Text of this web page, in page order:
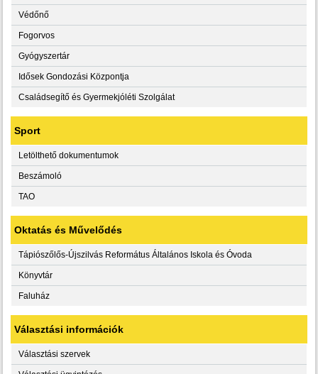
Védőnő
Fogorvos
Gyógyszertár
Idősek Gondozási Központja
Családsegítő és Gyermekjóléti Szolgálat
Sport
Letölthető dokumentumok
Beszámoló
TAO
Oktatás és Művelődés
Tápiószőlős-Újszilvás Református Általános Iskola és Óvoda
Könyvtár
Faluház
Választási információk
Választási szervek